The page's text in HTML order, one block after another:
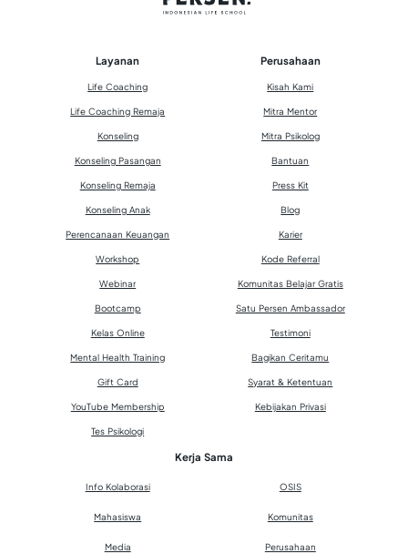
Layanan
Life Coaching
Life Coaching Remaja
Konseling
Konseling Pasangan
Konseling Remaja
Konseling Anak
Perencanaan Keuangan
Workshop
Webinar
Bootcamp
Kelas Online
Mental Health Training
Gift Card
YouTube Membership
Tes Psikologi
Perusahaan
Kisah Kami
Mitra Mentor
Mitra Psikolog
Bantuan
Press Kit
Blog
Karier
Kode Referral
Komunitas Belajar Gratis
Satu Persen Ambassador
Testimoni
Bagikan Ceritamu
Syarat & Ketentuan
Kebijakan Privasi
Kerja Sama
Info Kolaborasi OSIS
Mahasiswa Komunitas
Media Perusahaan